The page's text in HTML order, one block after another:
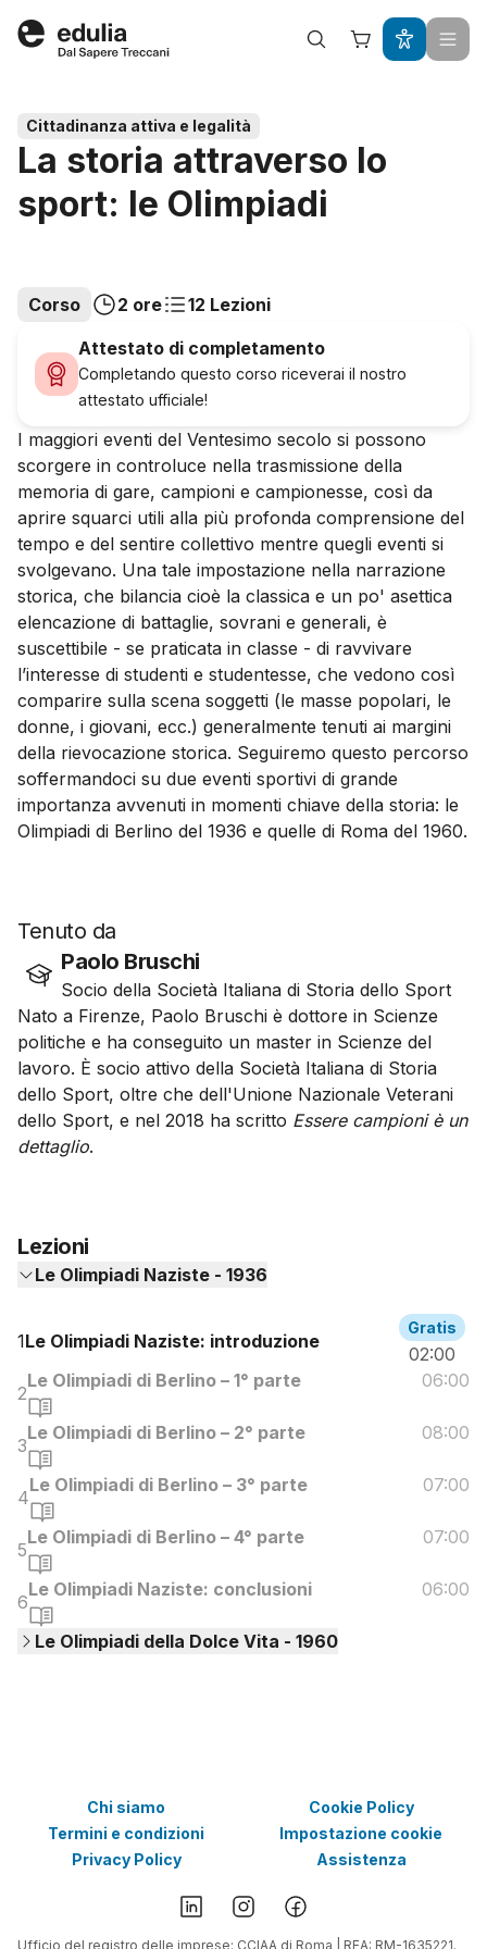
Edulia
Cittadinanza attiva e legalità
La storia attraverso lo
sport: le Olimpiadi
Corso 2 ore
12 Lezioni
Attestato di completamento
Completando questo corso riceverai il nostro
attestato ufficiale!
I maggiori eventi del Ventesimo secolo si possono
scorgere in controluce nella trasmissione della
memoria di gare, campioni e campionesse, così da
aprire squarci utili alla più profonda comprensione del
tempo e del sentire collettivo mentre quegli eventi si
svolgevano. Una tale impostazione nella narrazione
storica, che bilancia cioè la classica e un po' asettica
elencazione di battaglie, sovrani e generali, è
suscettibile - se praticata in classe - di ravvivare
l’interesse di studenti e studentesse, che vedono così
comparire sulla scena soggetti (le masse popolari, le
donne, i giovani, ecc.) generalmente tenuti ai margini
della rievocazione storica. Seguiremo questo percorso
soffermandoci su due eventi sportivi di grande
importanza avvenuti in momenti chiave della storia: le
Olimpiadi di Berlino del 1936 e quelle di Roma del 1960.
Tenuto da
Paolo Bruschi
Socio della Società Italiana di Storia dello Sport
Nato a Firenze, Paolo Bruschi è dottore in Scienze
politiche e ha conseguito un master in Scienze del
lavoro. È socio attivo della Società Italiana di Storia
dello Sport, oltre che dell'Unione Nazionale Veterani
dello Sport, e nel 2018 ha scritto Essere campioni è un
dettaglio.
Lezioni
Le Olimpiadi Naziste - 1936
1Le Olimpiadi Naziste: introduzione
Gratis
02:00
2
Le Olimpiadi di Berlino – 1° parte 06:00
3
Le Olimpiadi di Berlino – 2° parte 08:00
4
Le Olimpiadi di Berlino – 3° parte 07:00
5
Le Olimpiadi di Berlino – 4° parte 07:00
6
Le Olimpiadi Naziste: conclusioni 06:00
Le Olimpiadi della Dolce Vita - 1960
Chi siamo
Termini e condizioni
Privacy Policy
Cookie Policy
Impostazione cookie
Assistenza
Ufficio del registro delle imprese: CCIAA di Roma | REA: RM-1635221.